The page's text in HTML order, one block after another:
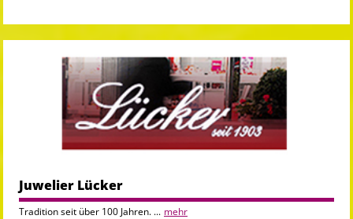
Juwelier Lücker
Tradition seit über 100 Jahren. ... mehr